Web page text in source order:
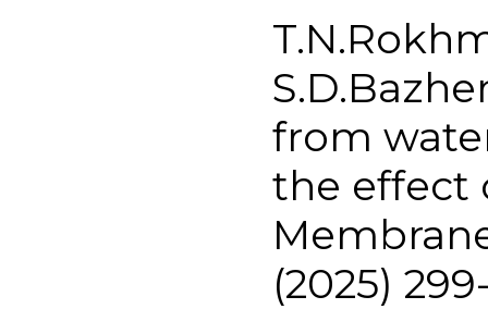
from
the effect
(2025)